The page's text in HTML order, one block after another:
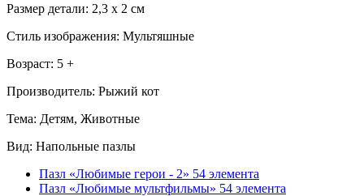
Размер детали: 2,3 x 2 см
Стиль изображения: Мультяшные
Возраст: 5 +
Производитель: Рыжий кот
Тема: Детям, Животные
Вид: Напольные пазлы
Пазл «Любимые герои - 2» 54 элемента
Пазл «Любимые мультфильмы» 54 элемента